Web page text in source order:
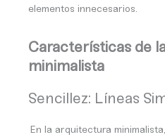
elementos innecesarios.
Características de
minimalista
Sencillez: Líneas
En la arquitectura